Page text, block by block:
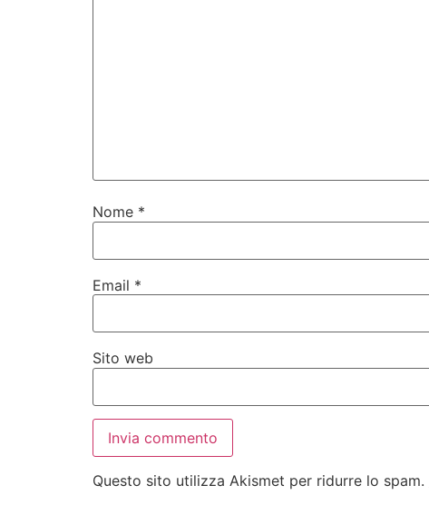
Nome *
Email *
Sito web
Questo sito utilizza Akismet per ridurre lo spam.